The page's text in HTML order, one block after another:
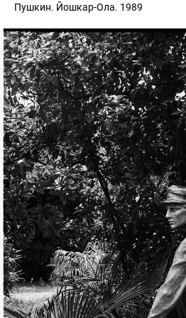
Пушкин. Йошкар-Ола. 1989